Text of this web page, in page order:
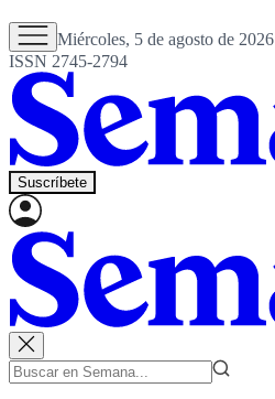
Miércoles, 5 de agosto de 2026
ISSN 2745-2794
Suscríbete